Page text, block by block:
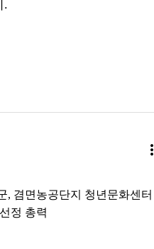
.
more_vert
, 겸면농공단지 청년문화센터
정 총력